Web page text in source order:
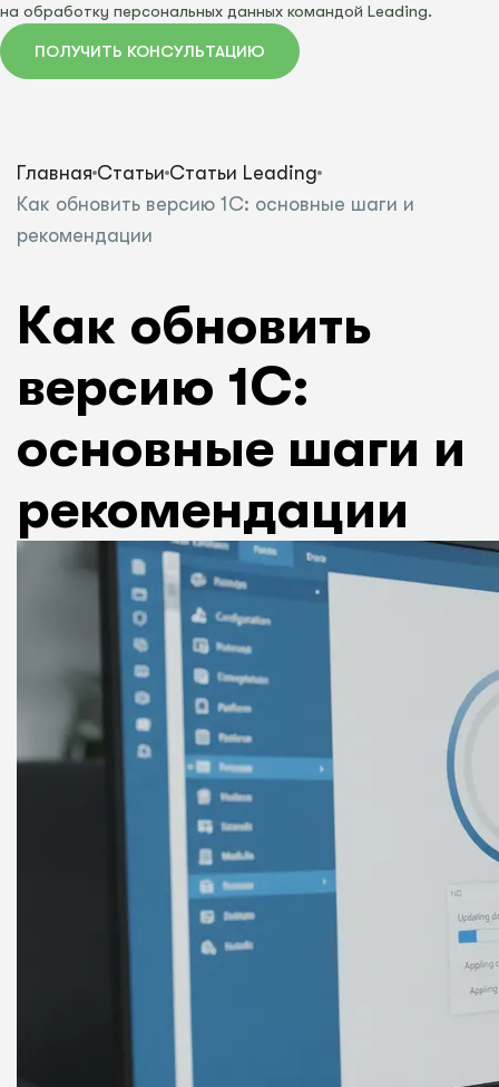
на обработку персональных данных командой Leading.
ПОЛУЧИТЬ КОНСУЛЬТАЦИЮ
Главная Статьи Статьи Leading
Как обновить версию 1С: основные шаги и
рекомендации
Как обновить
версию 1С:
основные шаги и
рекомендации